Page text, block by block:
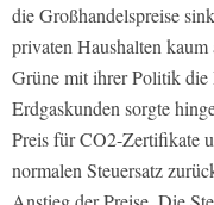
die Großhandelspreise
privaten Haushalten kaum
Grüne mit ihrer Politik die
Erdgaskunden sorgte
Preis für CO2-Zertifikate
normalen Steuersatz